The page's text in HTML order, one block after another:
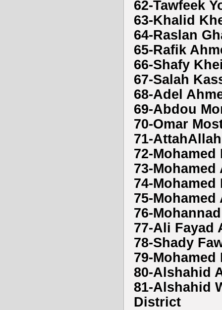
62-Tawfeek
63-Khalid
64-Raslan
65-Rafik
66-Shafy
67-Salah
68-Adel
69-Abdou
70-Omar
71-
72-
73-
74-
75-
76-
77-Ali Fayad
78-Shady
79-
80-Alshahid
81-Alshahid
District